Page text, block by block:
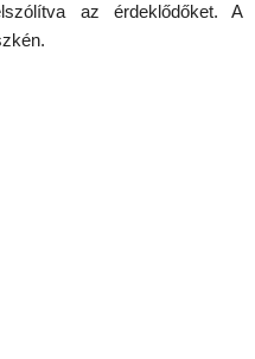
az érdeklődőket. A